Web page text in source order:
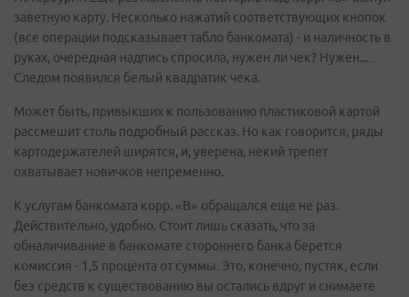
заветную карту. Несколько нажатий соответствующих кнопок
(все операции подсказывает табло банкомата) - и наличность в
руках, очередная надпись спросила, нужен ли чек? Нужен...…
Следом появился белый квадратик чека.
Может быть, привыкших к пользованию пластиковой картой
рассмешит столь подробный рассказ. Но как говорится, ряды
картодержателей ширятся, и, уверена, некий трепет
охватывает новичков непременно.
К услугам банкомата корр. «В» обращался еще не раз.
Действительно, удобно. Стоит лишь сказать, что за
обналичивание в банкомате стороннего банка берется
комиссия - 1,5 процента от суммы. Это, конечно, пустяк, если
без средств к существованию вы остались вдруг и снимаете